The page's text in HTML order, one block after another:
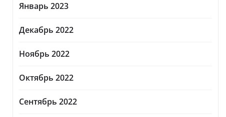
Январь 2023
Декабрь 2022
Ноябрь 2022
Октябрь 2022
Сентябрь 2022